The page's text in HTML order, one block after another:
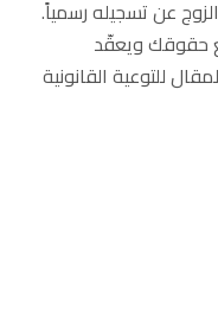
عن تسجيله رسمياً.
حقوقك ويعقّد
للتوعية القانونية